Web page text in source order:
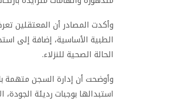
وأكدت المصادر أن المعتقلين
الطبية الأساسية، إضافة إلى
الحالة الصحية للنزلاء.
وأوضحت أن إدارة السجن متهمة
استبدالها بوجبات رديئة